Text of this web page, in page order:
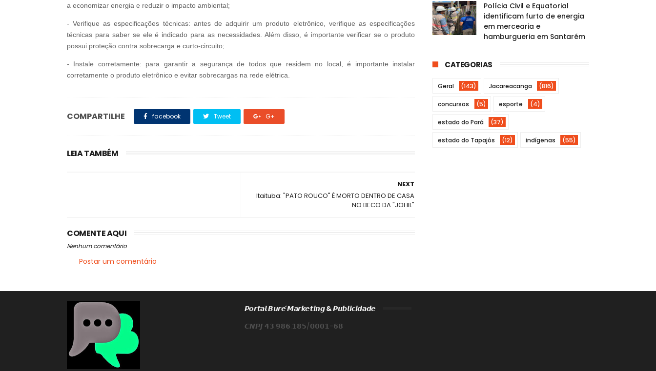
a economizar energia e reduzir o impacto ambiental;
- Verifique as especificações técnicas: antes de adquirir um produto eletrônico, verifique as especificações
técnicas para saber se ele é indicado para as necessidades. Além disso, é importante verificar se o produto
possui proteção contra sobrecarga e curto-circuito;
- Instale corretamente: para garantir a segurança de todos que residem no local, é importante instalar
corretamente o produto eletrônico e evitar sobrecargas na rede elétrica.
COMPARTILHE facebook Tweet G+
LEIA TAMBÉM
NEXT
Itaituba: "PATO ROUCO" É MORTO DENTRO DE CASA
NO BECO DA "JOHIL"
COMENTE AQUI
Nenhum comentário
Postar um comentário
Polícia Civil e Equatorial
identificam furto de energia
em mercearia e
hamburgueria em Santarém
CATEGORIAS
Geral (143) Jacareacanga (816)
concursos (5) esporte (4)
estado do Pará (37)
estado do Tapajós (12) indígenas (55)
𝙋𝙤𝙧𝙩𝙖𝙡 𝘽𝙪𝙧𝙚́ 𝙈𝙖𝙧𝙠𝙚𝙩𝙞𝙣𝙜 & 𝙋𝙪𝙗𝙡𝙞𝙘𝙞𝙙𝙖𝙙𝙚
𝘾𝙉𝙋𝙅 𝟰𝟯.𝟵𝟴𝟲.𝟭𝟴𝟱/𝟬𝟬𝟬𝟭-𝟲𝟴